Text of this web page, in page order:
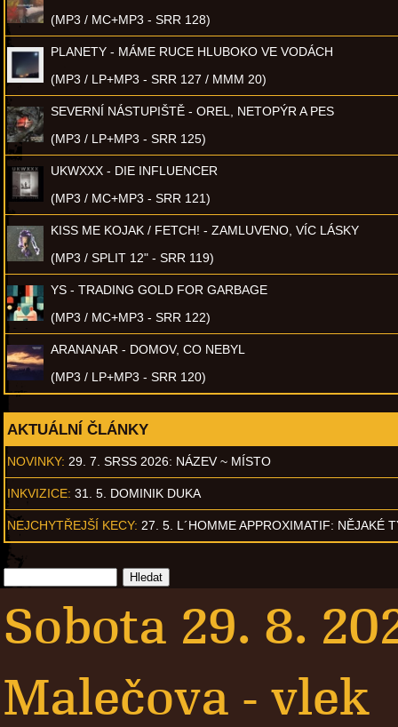
(MP3 / MC+MP3 - SRR 128)
PLANETY - MÁME RUCE HLUBOKO VE VODÁCH
(MP3 / LP+MP3 - SRR 127 / MMM 20)
SEVERNÍ NÁSTUPIŠTĚ - OREL, NETOPÝR A PES
(MP3 / LP+MP3 - SRR 125)
UKWXXX - DIE INFLUENCER
(MP3 / MC+MP3 - SRR 121)
KISS ME KOJAK / FETCH! - ZAMLUVENO, VÍC LÁSKY
(MP3 / SPLIT 12" - SRR 119)
YS - TRADING GOLD FOR GARBAGE
(MP3 / MC+MP3 - SRR 122)
ARANANAR - DOMOV, CO NEBYL
(MP3 / LP+MP3 - SRR 120)
AKTUÁLNÍ ČLÁNKY
NOVINKY: 29. 7. SRSS 2026: NÁZEV ~ MÍSTO
INKVIZICE: 31. 5. DOMINIK DUKA
NEJCHYTŘEJŠÍ KECY: 27. 5. L´HOMME APPROXIMATIF: NĚJAKÉ
Sobota 29. 8.
Malečova - vlek